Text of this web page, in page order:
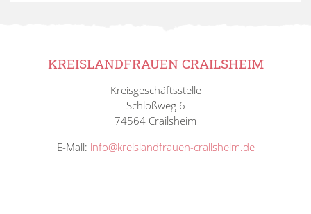
KREISLANDFRAUEN CRAILSHEIM
Kreisgeschäftsstelle
Schloßweg 6
74564 Crailsheim
E-Mail: info@kreislandfrauen-crailsheim.de